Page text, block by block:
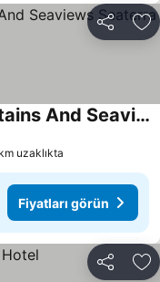
Paylaş
Penthouse (1+1) With Mountains And Seaviews Seaterra Reserve
uzaklıkta
Fiyatları görün
Paylaş